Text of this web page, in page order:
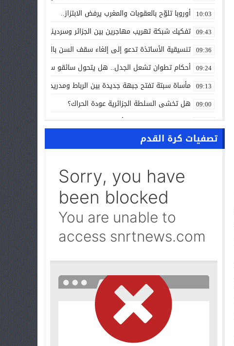
10:03 أوروبا تلوّح بالعقوبات والمغرب يرفض الابتزاز..
09:43 تفكيك شبكة تهريب مهاجرين بين الجزائر وسردينيا وفرنسا
09:36 تنسيقية الأساتذة تدعو إلى إلغاء سقف السن بالتوظيف العمومي
09:24 أحكام تطوان تشعل الجدل.. هل يتحول سائقو سيارات الأجرة إلى
09:13 مأساة سبتة تفتح جبهة جديدة بين الرباط ومدريد..
09:00 هل تخشى السلطة الجزائرية عودة الحراك؟
10:13 الاتفاق الفلاحي المغربي الأوروبي يدخل مرحلة الحسم..
الشرطة العلمية المغربية تدخل نادي المختبرات العالمية..
حرب الظل الرقمية.. اتهامات للجزائر بتسخير جيوش إلكترونية
واشنطن تفتح ملف المينورسو من العيون..
غضب تونسي في وجه تبون.. رسالة نارية ترفض «الوصاية
تصفيات كرة القدم